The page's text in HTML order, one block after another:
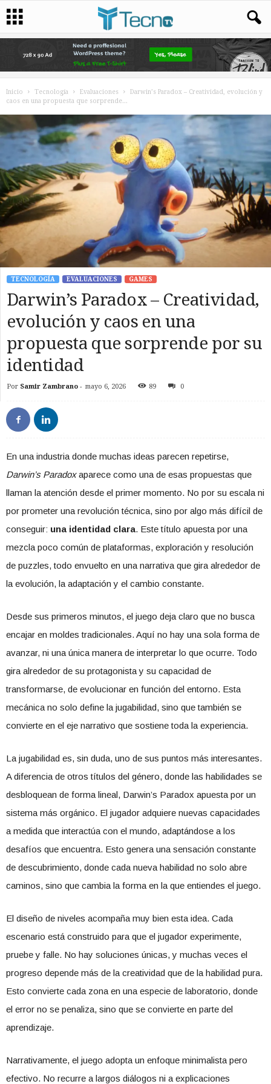
Inicio Tecnología Evaluaciones
Darwin’s Paradox – Creatividad, evolución y
caos en una propuesta que sorprende...
TECNOLOGÍA EVALUACIONES GAMES
Darwin’s Paradox – Creatividad,
evolución y caos en una
propuesta que sorprende por su
identidad
Por Samir Zambrano - mayo 6, 2026 89 0
En una industria donde muchas ideas parecen repetirse,
Darwin’s Paradoxaparece como una de esas propuestas que
llaman la atención desde el primer momento. No por su escala ni
por prometer una revolución técnica, sino por algo más difícil de
conseguir: una identidad clara. Este título apuesta por una
mezcla poco común de plataformas, exploración y resolución
de puzzles, todo envuelto en una narrativa que gira alrededor de
la evolución, la adaptación y el cambio constante.
Desde sus primeros minutos, el juego deja claro que no busca
encajar en moldes tradicionales. Aquí no hay una sola forma de
avanzar, ni una única manera de interpretar lo que ocurre. Todo
gira alrededor de su protagonista y su capacidad de
transformarse, de evolucionar en función del entorno. Esta
mecánica no solo define la jugabilidad, sino que también se
convierte en el eje narrativo que sostiene toda la experiencia.
La jugabilidad es, sin duda, uno de sus puntos más interesantes.
A diferencia de otros títulos del género, donde las habilidades se
desbloquean de forma lineal, Darwin’s Paradox apuesta por un
sistema más orgánico. El jugador adquiere nuevas capacidades
a medida que interactúa con el mundo, adaptándose a los
desafíos que encuentra. Esto genera una sensación constante
de descubrimiento, donde cada nueva habilidad no solo abre
caminos, sino que cambia la forma en la que entiendes el juego.
El diseño de niveles acompaña muy bien esta idea. Cada
escenario está construido para que el jugador experimente,
pruebe y falle. No hay soluciones únicas, y muchas veces el
progreso depende más de la creatividad que de la habilidad pura.
Esto convierte cada zona en una especie de laboratorio, donde
el error no se penaliza, sino que se convierte en parte del
aprendizaje.
Narrativamente, el juego adopta un enfoque minimalista pero
efectivo. No recurre a largos diálogos ni a explicaciones